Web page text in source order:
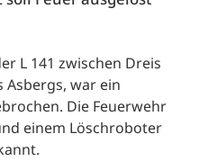
L 141 zwischen Dreis
Asbergs, war ein
Die Feuerwehr
einem Löschroboter